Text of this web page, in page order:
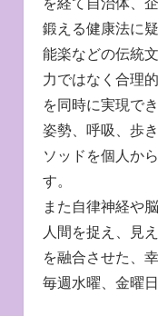
鍛える健康法に
能楽などの伝統
力ではなく合理
を同時に実現で
姿勢、呼吸、歩
ソッドを個人か
す。
また自律神経や
人間を捉え、見
を融合させた、
毎週水曜、金曜